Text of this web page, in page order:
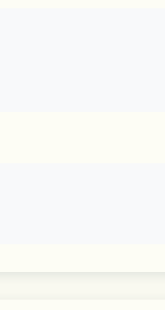
or store your VPN activity.
speeds? Upgrade to our